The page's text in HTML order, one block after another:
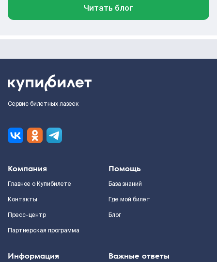
Читать блог
Сервис билетных лазеек
Компания
Главное о Купибилете
Контакты
Пресс-центр
Партнерская программа
Помощь
База знаний
Где мой билет
Блог
Информация Важные ответы